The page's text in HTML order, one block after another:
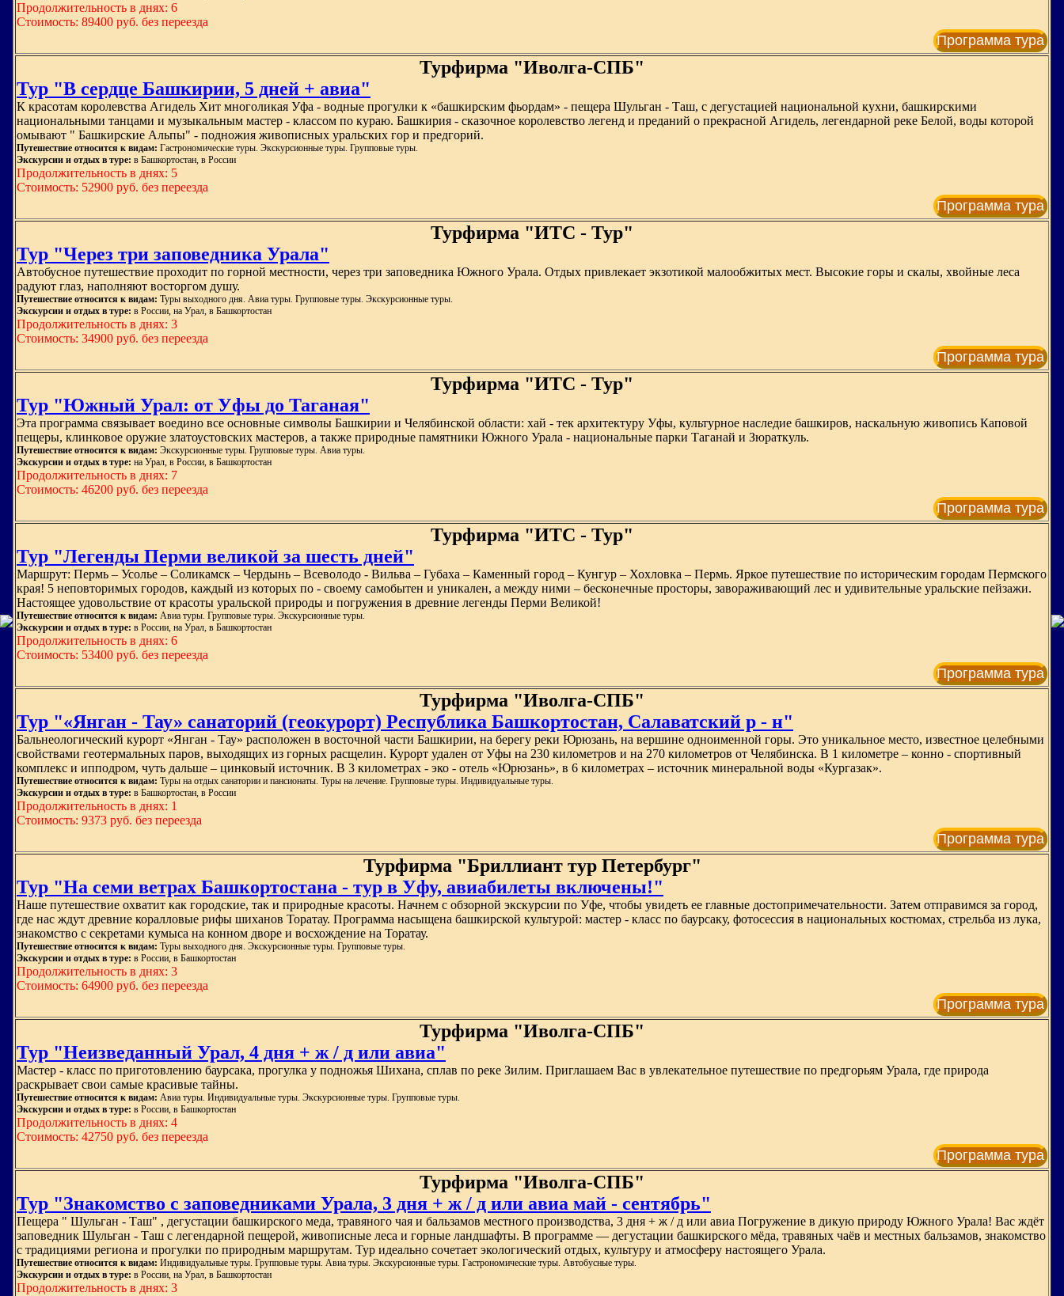
Продолжительность в днях: 6
Стоимость: 89400 руб. без переезда
Программа тура
Турфирма "Иволга-СПБ"
Тур "В сердце Башкирии, 5 дней + авиа"
К красотам королевства Агидель Хит многоликая Уфа - водные прогулки к «башкирским фьордам» - пещера Шульган - Таш, с дегустацией национальной кухни, башкирскими
национальными танцами и музыкальным мастер - классом по кураю. Башкирия - сказочное королевство легенд и преданий о прекрасной Агидель, легендарной реке Белой, воды которой
омывают " Башкирские Альпы" - подножия живописных уральских гор и предгорий.
Путешествие относится к видам: Гастрономические туры. Экскурсионные туры. Групповые туры.
Экскурсии и отдых в туре: в Башкортостан, в России
Продолжительность в днях: 5
Стоимость: 52900 руб. без переезда
Программа тура
Турфирма "ИТС - Тур"
Тур "Через три заповедника Урала"
Автобусное путешествие проходит по горной местности, через три заповедника Южного Урала. Отдых привлекает экзотикой малообжитых мест. Высокие горы и скалы, хвойные леса
радуют глаз, наполняют восторгом душу.
Путешествие относится к видам: Туры выходного дня. Авиа туры. Групповые туры. Экскурсионные туры.
Экскурсии и отдых в туре: в России, на Урал, в Башкортостан
Продолжительность в днях: 3
Стоимость: 34900 руб. без переезда
Программа тура
Турфирма "ИТС - Тур"
Тур "Южный Урал: от Уфы до Таганая"
Эта программа связывает воедино все основные символы Башкирии и Челябинской области: хай - тек архитектуру Уфы, культурное наследие башкиров, наскальную живопись Каповой
пещеры, клинковое оружие златоустовских мастеров, а также природные памятники Южного Урала - национальные парки Таганай и Зюраткуль.
Путешествие относится к видам: Экскурсионные туры. Групповые туры. Авиа туры.
Экскурсии и отдых в туре: на Урал, в России, в Башкортостан
Продолжительность в днях: 7
Стоимость: 46200 руб. без переезда
Программа тура
Турфирма "ИТС - Тур"
Тур "Легенды Перми великой за шесть дней"
Маршрут: Пермь – Усолье – Соликамск – Чердынь – Всеволодо - Вильва – Губаха – Каменный город – Кунгур – Хохловка – Пермь. Яркое путешествие по историческим городам Пермского
края! 5 неповторимых городов, каждый из которых по - своему самобытен и уникален, а между ними – бесконечные просторы, завораживающий лес и удивительные уральские пейзажи.
Настоящее удовольствие от красоты уральской природы и погружения в древние легенды Перми Великой!
Путешествие относится к видам: Авиа туры. Групповые туры. Экскурсионные туры.
Экскурсии и отдых в туре: в России, на Урал, в Башкортостан
Продолжительность в днях: 6
Стоимость: 53400 руб. без переезда
Программа тура
Турфирма "Иволга-СПБ"
Тур "«Янган - Тау» санаторий (геокурорт) Республика Башкортостан, Салаватский р - н"
Бальнеологический курорт «Янган - Тау» расположен в восточной части Башкирии, на берегу реки Юрюзань, на вершине одноименной горы. Это уникальное место, известное целебными
свойствами геотермальных паров, выходящих из горных расщелин. Курорт удален от Уфы на 230 километров и на 270 километров от Челябинска. В 1 километре – конно - спортивный
комплекс и ипподром, чуть дальше – цинковый источник. В 3 километрах - эко - отель «Юрюзань», в 6 километрах – источник минеральной воды «Кургазак».
Путешествие относится к видам: Туры на отдых санатории и пансионаты. Туры на лечение. Групповые туры. Индивидуальные туры.
Экскурсии и отдых в туре: в Башкортостан, в России
Продолжительность в днях: 1
Стоимость: 9373 руб. без переезда
Программа тура
Турфирма "Бриллиант тур Петербург"
Тур "На семи ветрах Башкортостана - тур в Уфу, авиабилеты включены!"
Наше путешествие охватит как городские, так и природные красоты. Начнем с обзорной экскурсии по Уфе, чтобы увидеть ее главные достопримечательности. Затем отправимся за город,
где нас ждут древние коралловые рифы шиханов Торатау. Программа насыщена башкирской культурой: мастер - класс по баурсаку, фотосессия в национальных костюмах, стрельба из лука,
знакомство с секретами кумыса на конном дворе и восхождение на Торатау.
Путешествие относится к видам: Туры выходного дня. Экскурсионные туры. Групповые туры.
Экскурсии и отдых в туре: в России, в Башкортостан
Продолжительность в днях: 3
Стоимость: 64900 руб. без переезда
Программа тура
Турфирма "Иволга-СПБ"
Тур "Неизведанный Урал, 4 дня + ж / д или авиа"
Мастер - класс по приготовлению баурсака, прогулка у подножья Шихана, сплав по реке Зилим. Приглашаем Вас в увлекательное путешествие по предгорьям Урала, где природа
раскрывает свои самые красивые тайны.
Путешествие относится к видам: Авиа туры. Индивидуальные туры. Экскурсионные туры. Групповые туры.
Экскурсии и отдых в туре: в России, в Башкортостан
Продолжительность в днях: 4
Стоимость: 42750 руб. без переезда
Программа тура
Турфирма "Иволга-СПБ"
Тур "Знакомство с заповедниками Урала, 3 дня + ж / д или авиа май - сентябрь"
Пещера " Шульган - Таш" , дегустации башкирского меда, травяного чая и бальзамов местного производства, 3 дня + ж / д или авиа Погружение в дикую природу Южного Урала! Вас ждёт
заповедник Шульган - Таш с легендарной пещерой, живописные леса и горные ландшафты. В программе — дегустации башкирского мёда, травяных чаёв и местных бальзамов, знакомство
с традициями региона и прогулки по природным маршрутам. Тур идеально сочетает экологический отдых, культуру и атмосферу настоящего Урала.
Путешествие относится к видам: Индивидуальные туры. Групповые туры. Авиа туры. Экскурсионные туры. Гастрономические туры. Автобусные туры.
Экскурсии и отдых в туре: в России, на Урал, в Башкортостан
Продолжительность в днях: 3